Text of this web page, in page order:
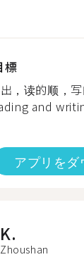
標
，读的顺，
and
アプリをダ
K.
Zhoushan